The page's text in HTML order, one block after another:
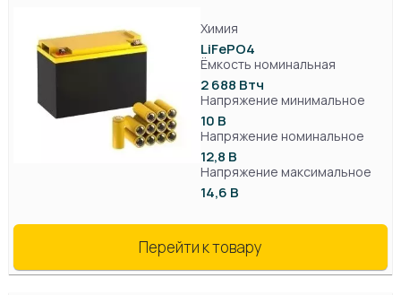
Химия
LiFePO4
Ёмкость номинальная
2 688 Втч
Напряжение минимальное
10 В
Напряжение номинальное
12,8 В
Напряжение максимальное
14,6 В
Перейти к товару